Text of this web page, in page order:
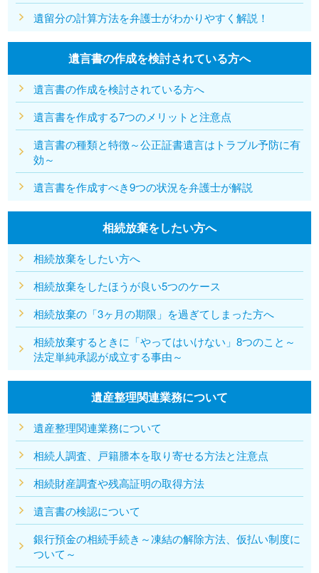
遺留分の計算方法を弁護士がわかりやすく解説！
遺言書の作成を検討されている方へ
遺言書の作成を検討されている方へ
遺言書を作成する7つのメリットと注意点
遺言書の種類と特徴～公正証書遺言はトラブル予防に有
効～
遺言書を作成すべき9つの状況を弁護士が解説
相続放棄をしたい方へ
相続放棄をしたい方へ
相続放棄をしたほうが良い5つのケース
相続放棄の「3ヶ月の期限」を過ぎてしまった方へ
相続放棄するときに「やってはいけない」8つのこと～
法定単純承認が成立する事由～
遺産整理関連業務について
遺産整理関連業務について
相続人調査、戸籍謄本を取り寄せる方法と注意点
相続財産調査や残高証明の取得方法
遺言書の検認について
銀行預金の相続手続き～凍結の解除方法、仮払い制度に
ついて～